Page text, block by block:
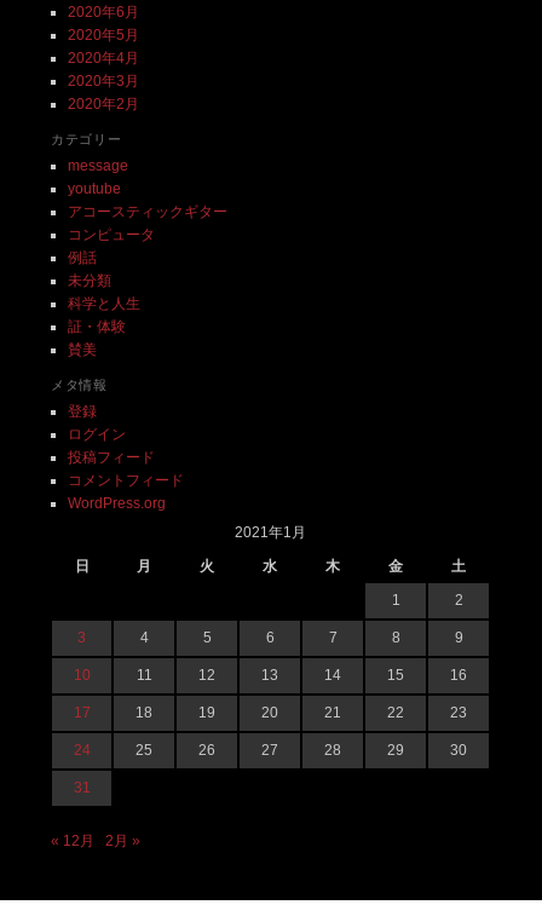
2020年6月
2020年5月
2020年4月
2020年3月
2020年2月
カテゴリー
message
youtube
アコースティックギター
コンピュータ
例話
未分類
科学と人生
証・体験
賛美
メタ情報
登録
ログイン
投稿フィード
コメントフィード
WordPress.org
2021年1月
日
月 火 水 木 金
土
1
2
3 4 5 6 7 8 9
10 11 12 13 14 15 16
17 18 19 20 21 22 23
24 25 26 27 28 29 30
31
« 12月 2月 »